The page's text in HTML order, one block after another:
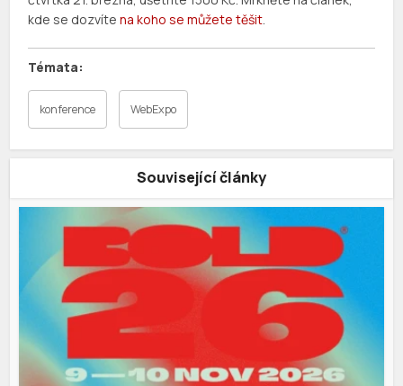
kde se dozvítena koho se můžete těšit.
konference WebExpo
Související články